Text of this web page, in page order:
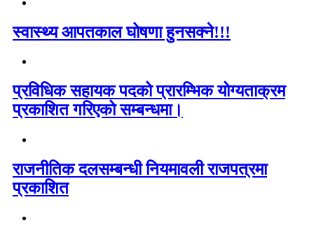
स्वास्थ्य आपतकाल घोषणा हुनसक्ने!!!
प्रविधिक सहायक पदको प्रारम्भिक योग्यताक्रम
प्रकाशित गरिएको सम्बन्धमा।
राजनीतिक दलसम्बन्धी नियमावली राजपत्रमा
प्रकाशित